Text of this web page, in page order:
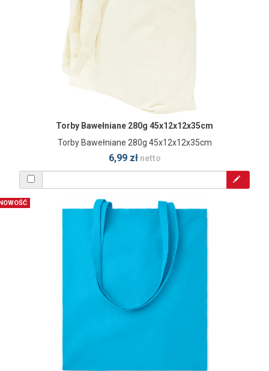
Torby Bawełniane 280g 45x12x12x35cm
Torby Bawełniane 280g 45x12x12x35cm
6,99 złnetto